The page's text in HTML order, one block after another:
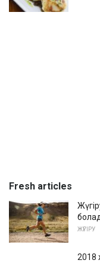
Fresh articles
ЖҮГІРУ
2018